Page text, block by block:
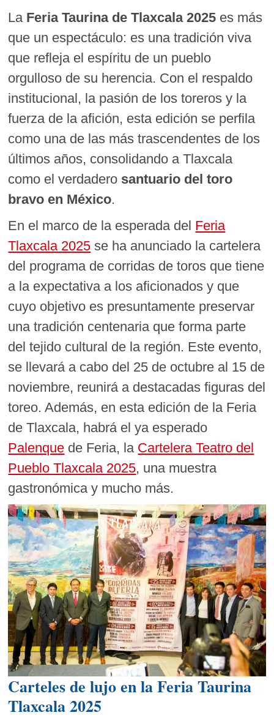
La Feria Taurina de Tlaxcala 2025 es más
que un espectáculo: es una tradición viva
que refleja el espíritu de un pueblo
orgulloso de su herencia. Con el respaldo
institucional, la pasión de los toreros y la
fuerza de la afición, esta edición se perfila
como una de las más trascendentes de los
últimos años, consolidando a Tlaxcala
como el verdadero santuario del toro
bravo en México.
En el marco de la esperada del Feria
Tlaxcala 2025 se ha anunciado la cartelera
del programa de corridas de toros que tiene
a la expectativa a los aficionados y que
cuyo objetivo es presuntamente preservar
una tradición centenaria que forma parte
del tejido cultural de la región. Este evento,
se llevará a cabo del 25 de octubre al 15 de
noviembre, reunirá a destacadas figuras del
toreo. Además, en esta edición de la Feria
de Tlaxcala, habrá el ya esperado
Palenque de Feria, la Cartelera Teatro del
Pueblo Tlaxcala 2025, una muestra
gastronómica y mucho más.
Carteles de lujo en la Feria Taurina
Tlaxcala 2025